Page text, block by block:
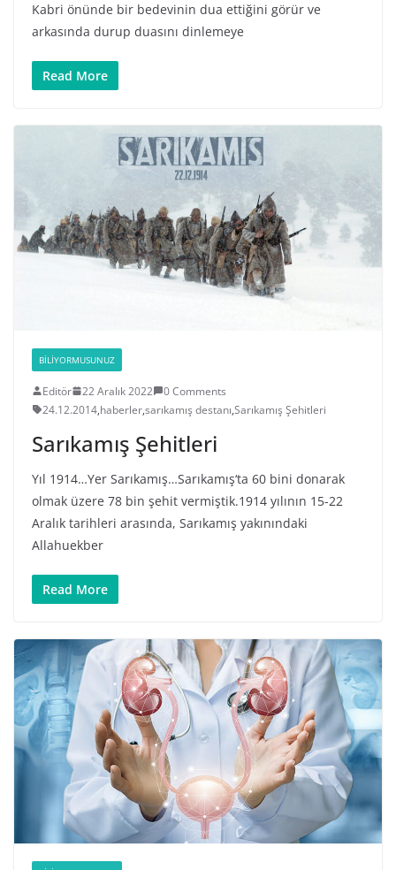
Kabri önünde bir bedevinin dua ettiğini görür ve
arkasında durup duasını dinlemeye
Read More
BILIYORMUSUNUZ
Editör 22 Aralık 2022
0 Comments
24.12.2014,haberler,sarıkamış destanı,Sarıkamış Şehitleri
Sarıkamış Şehitleri
Yıl 1914…Yer Sarıkamış…Sarıkamış‘ta 60 bini donarak
olmak üzere 78 bin şehit vermiştik.1914 yılının 15-22
Aralık tarihleri arasında, Sarıkamış yakınındaki
Allahuekber
Read More